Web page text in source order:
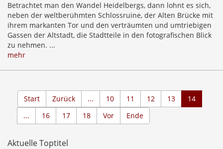
Betrachtet man den Wandel Heidelbergs, dann lohnt es sich,
neben der weltberühmten Schlossruine, der Alten Brücke mit
ihrem markanten Tor und den verträumten und umtriebigen
Gassen der Altstadt, die Stadtteile in den fotografischen Blick
zu nehmen. ...
mehr
Start Zurück ... 10 11 12 13
14
...
16 17 18 Vor Ende
Aktuelle Toptitel